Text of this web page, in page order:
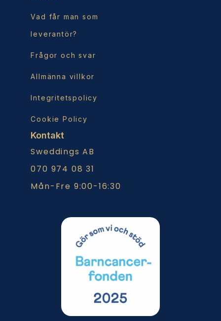
Vad får man som
leverantör?
Frågor och svar
Allmänna villkor
Integritetspolicy
Cookie Policy
Kontakt
Sweddings AB
070 974 08 31
Mån-Fre 9:00-16:30